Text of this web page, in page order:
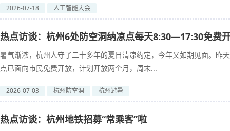
2026-07-18 人工智能大会
热点访谈：杭州6处防空洞纳凉点每天8:30—17:30免费
暑气渐浓，杭州人守了二十多年的夏日清凉约定，今年又如期见面。昨
点已面向市民免费开放，计划开放两个月，周末...
2026-07-03 杭州防空洞 杭州避暑
热点访谈：杭州地铁招募“常乘客”啦